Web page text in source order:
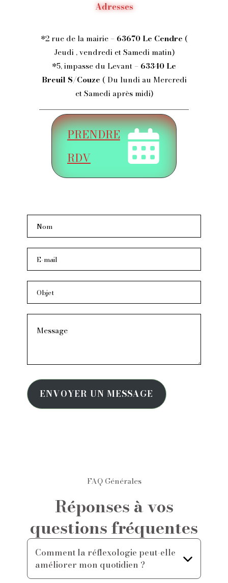
Adresses
*2 rue de la mairie – 63670 Le Cendre (
Jeudi , vendredi et Samedi matin)
*5, impasse du Levant – 63340 Le
Breuil S/Couze ( Du lundi au Mercredi
et Samedi après midi)
PRENDRE
RDV
ENVOYER UN MESSAGE
FAQ Générales
Réponses à vos
questions fréquentes
Comment la réflexologie peut-elle
améliorer mon quotidien ?